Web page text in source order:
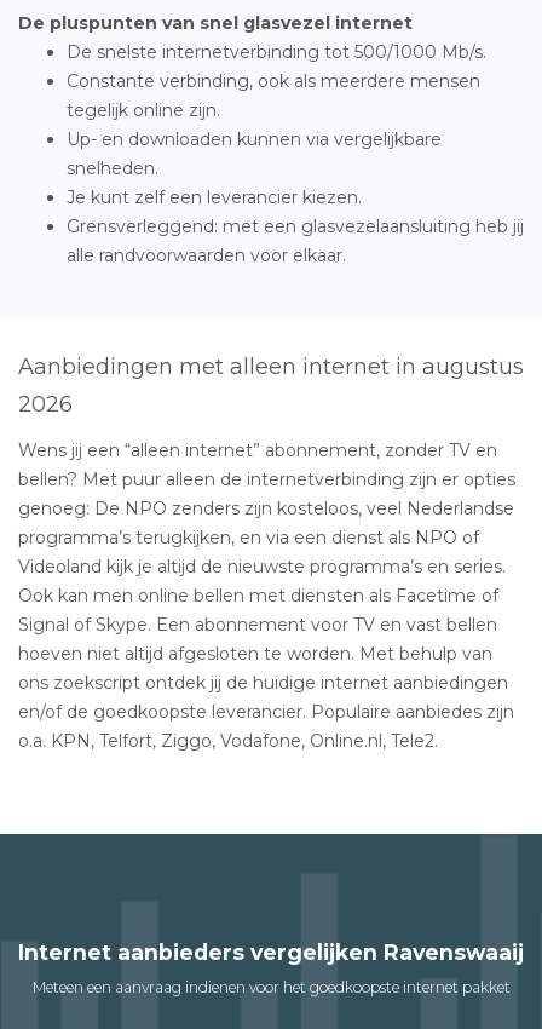
De pluspunten van snel glasvezel internet
De snelste internetverbinding tot 500/1000 Mb/s.
Constante verbinding, ook als meerdere mensen
tegelijk online zijn.
Up- en downloaden kunnen via vergelijkbare
snelheden.
Je kunt zelf een leverancier kiezen.
Grensverleggend: met een glasvezelaansluiting heb jij
alle randvoorwaarden voor elkaar.
Aanbiedingen met alleen internet in augustus
2026
Wens jij een “alleen internet” abonnement, zonder TV en
bellen? Met puur alleen de internetverbinding zijn er opties
genoeg: De NPO zenders zijn kosteloos, veel Nederlandse
programma’s terugkijken, en via een dienst als NPO of
Videoland kijk je altijd de nieuwste programma’s en series.
Ook kan men online bellen met diensten als Facetime of
Signal of Skype. Een abonnement voor TV en vast bellen
hoeven niet altijd afgesloten te worden. Met behulp van
ons zoekscript ontdek jij de huidige internet aanbiedingen
en/of de goedkoopste leverancier. Populaire aanbiedes zijn
o.a. KPN, Telfort, Ziggo, Vodafone, Online.nl, Tele2.
Internet aanbieders vergelijken Ravenswaaij
Meteen een aanvraag indienen voor het goedkoopste internet pakket